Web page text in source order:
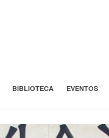
BIBLIOTECA EVENTOS